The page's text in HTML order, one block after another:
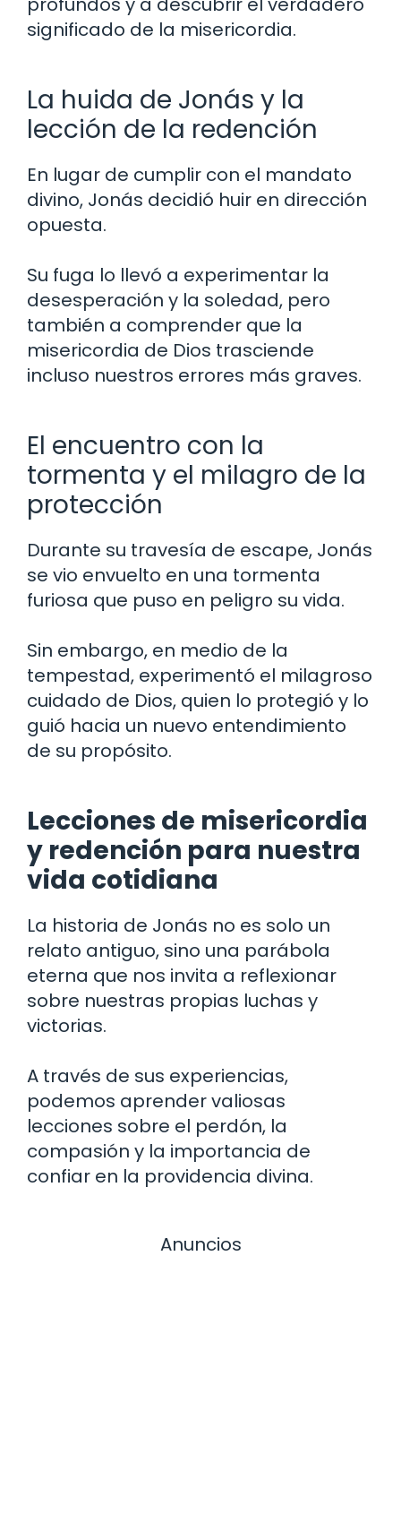
significado de la misericordia.
La huida de Jonás y la
lección de la redención
En lugar de cumplir con el mandato
divino, Jonás decidió huir en dirección
opuesta.
Su fuga lo llevó a experimentar la
desesperación y la soledad, pero
también a comprender que la
misericordia de Dios trasciende
incluso nuestros errores más graves.
El encuentro con la
tormenta y el milagro de la
protección
Durante su travesía de escape, Jonás
se vio envuelto en una tormenta
furiosa que puso en peligro su vida.
Sin embargo, en medio de la
tempestad, experimentó el milagroso
cuidado de Dios, quien lo protegió y lo
guió hacia un nuevo entendimiento
de su propósito.
Lecciones de misericordia
y redención para nuestra
vida cotidiana
La historia de Jonás no es solo un
relato antiguo, sino una parábola
eterna que nos invita a reflexionar
sobre nuestras propias luchas y
victorias.
A través de sus experiencias,
podemos aprender valiosas
lecciones sobre el perdón, la
compasión y la importancia de
confiar en la providencia divina.
Anuncios